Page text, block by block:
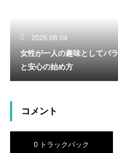
2026.08.04
女性が一人の趣味としてパ
と安心の始め方
コメント
0 トラックバック